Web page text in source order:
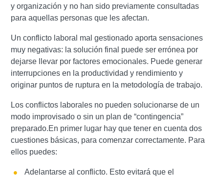
y organización y no han sido previamente consultadas
para aquellas personas que les afectan.
Un conflicto laboral mal gestionado aporta sensaciones
muy negativas: la solución final puede ser errónea por
dejarse llevar por factores emocionales. Puede generar
interrupciones en la productividad y rendimiento y
originar puntos de ruptura en la metodología de trabajo.
Los conflictos laborales no pueden solucionarse de un
modo improvisado o sin un plan de “contingencia”
preparado.En primer lugar hay que tener en cuenta dos
cuestiones básicas, para comenzar correctamente. Para
ellos puedes:
Adelantarse al conflicto. Esto evitará que el